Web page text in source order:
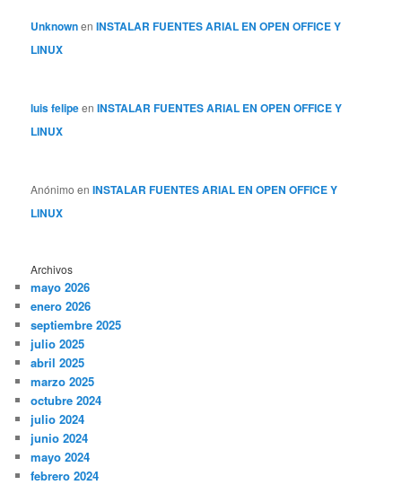
UnknownenINSTALAR FUENTES ARIAL EN OPEN OFFICE Y
LINUX
luis felipeenINSTALAR FUENTES ARIAL EN OPEN OFFICE Y
LINUX
Anónimo enINSTALAR FUENTES ARIAL EN OPEN OFFICE Y
LINUX
Archivos
mayo 2026
enero 2026
septiembre 2025
julio 2025
abril 2025
marzo 2025
octubre 2024
julio 2024
junio 2024
mayo 2024
febrero 2024